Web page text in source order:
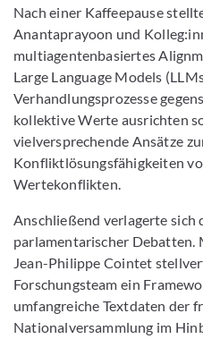
Nach einer Kaffeepause
Anantaprayoon und
multiagentenbasiertes
Large Language Models
Verhandlungsprozesse
kollektive Werte ausrichten
vielversprechende Ansätze
Konfliktlösungsfähigkeiten
Wertekonflikten.
Anschließend verlagerte sich
parlamentarischer Debatten.
Jean-Philippe Cointet
Forschungsteam ein
umfangreiche Textdaten der
Nationalversammlung im